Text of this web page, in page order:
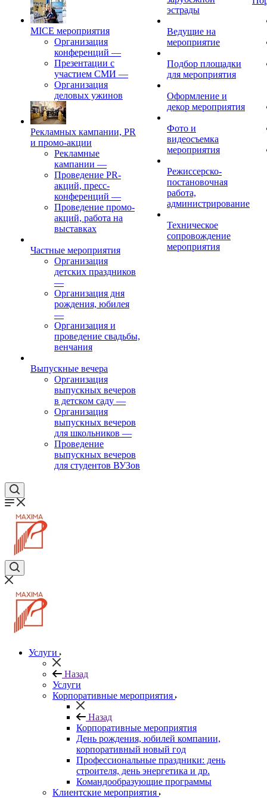
MICE мероприятия
Организация
конференций —
Презентации с
участием СМИ —
Организация
деловых ужинов
Рекламных кампании, PR
и промо-акции
Рекламные
кампании —
Проведение PR-
акций, пресс-
конференций —
Проведение промо-
акций, работа на
выставках
Частные мероприятия
Организация
детских праздников
—
Организация дня
рождения, юбилея
—
Организация и
проведение свадьбы,
венчания
Выпускные вечера
Организация
выпускных вечеров
в детском саду —
Организация
выпускных вечеров
для школьников —
Проведение
выпускных вечеров
для студентов ВУЗов
эстрады
Ведущие на
мероприятие
Подбор площадки
для мероприятия
Оформление и
декор мероприятия
Фото и
видеосъемка
мероприятия
Режиссерско-
постановочная
работа,
администрирование
Техническое
сопровождение
мероприятия
Услуги
Назад
Услуги
Корпоративные мероприятия
Назад
Корпоративные мероприятия
День рождения, юбилей компании,
корпоративный новый год
Профессиональные праздники: день
строителя, день энергетика и др.
Командообразующие программы
Клиентские мероприятия